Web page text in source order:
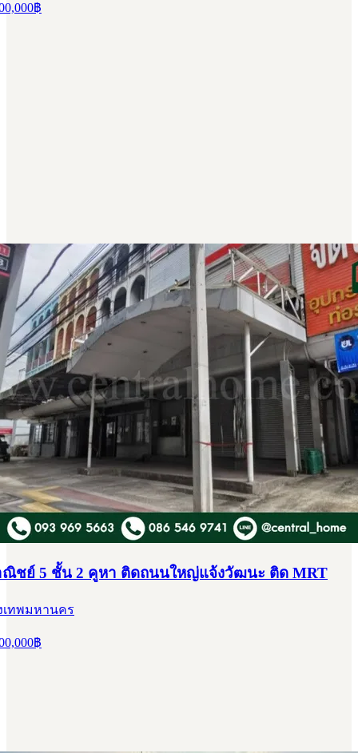
฿
ณิชย์ 5 ชั้น 2 คูหา ติดถนนใหญ่แจ้งวัฒนะ ติด MRT
เทพมหานคร
฿